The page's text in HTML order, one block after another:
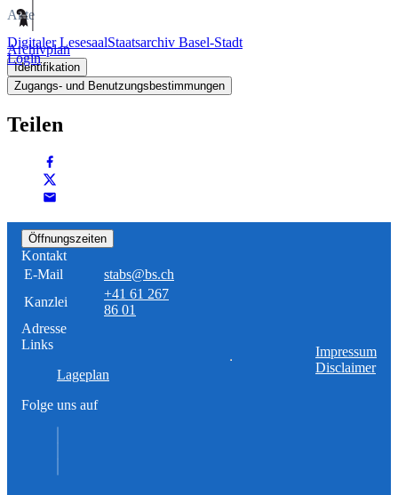
Digitaler LesesaalStaatsarchiv Basel-Stadt
Login
Akte
Archivplan
Identifikation
Zugangs- und Benutzungsbestimmungen
Teilen
Öffnungszeiten
Kontakt
E-Mail
stabs@bs.ch
Kanzlei
+41 61 267
86 01
Adresse
Links
Lageplan
Folge uns auf
Impressum
Disclaimer